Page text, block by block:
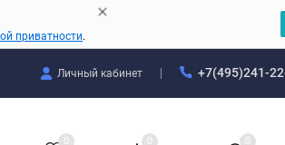
приватности.
Личный кабинет +7(495)241-
0 0
0